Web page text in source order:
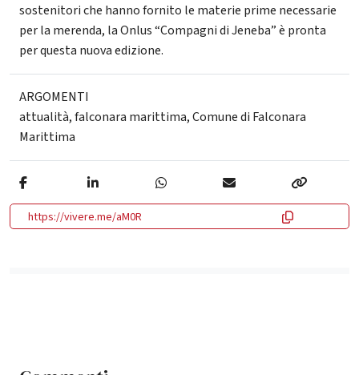
sostenitori che hanno fornito le materie prime necessarie
per la merenda, la Onlus “Compagni di Jeneba” è pronta
per questa nuova edizione.
ARGOMENTI
attualità,falconara marittima,Comune di Falconara
Marittima
https://vivere.me/aM0R